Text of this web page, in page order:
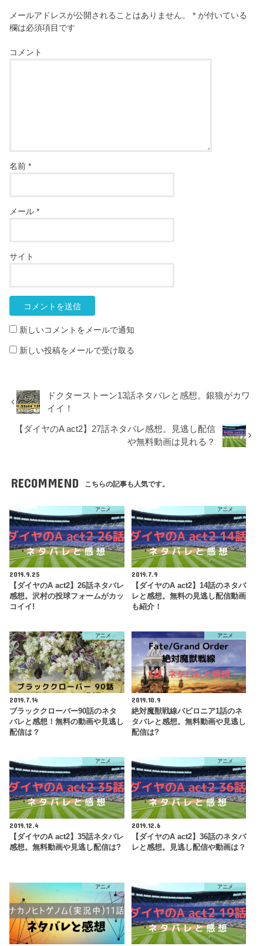
メールアドレスが公開されることはありません。 * が付いている
欄は必須項目です
コメント
名前*
メール*
サイト
新しいコメントをメールで通知
新しい投稿をメールで受け取る
ドクターストーン13話ネタバレと感想。銀狼がカワ
イイ！
【ダイヤのA act2】27話ネタバレ感想。見逃し配信
や無料動画は見れる？
RECOMMEND こちらの記事も人気です。
アニメ
2019.9.25
【ダイヤのA act2】26話ネタバレ
感想。沢村の投球フォームがカッ
コイイ!
アニメ
2019.7.9
【ダイヤのA act2】14話のネタバ
レと感想。無料の見逃し配信動画
も紹介！
アニメ
2019.7.14
ブラッククローバー90話のネタ
バレと感想！無料の動画や見逃し
配信は？
アニメ
2019.10.9
絶対魔獣戦線バビロニア1話のネ
タバレと感想。無料動画や見逃し
配信は?
アニメ
2019.12.4
【ダイヤのA act2】35話ネタバレ
感想。無料動画や見逃し配信は?
アニメ
2019.12.6
【ダイヤのA act2】36話のネタバ
レと感想。見逃し配信や動画は？
アニメ アニメ